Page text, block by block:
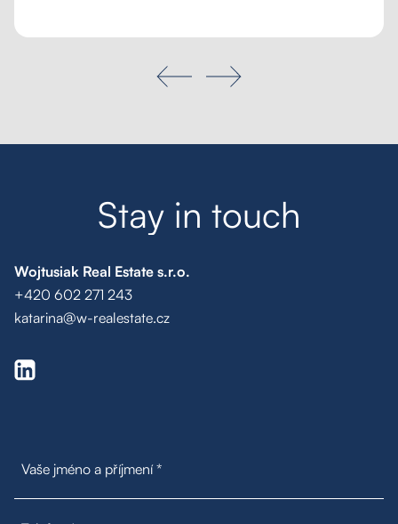
Stay in touch
Wojtusiak Real Estate s.r.o.
+420 602 271 243
katarina@w-realestate.cz